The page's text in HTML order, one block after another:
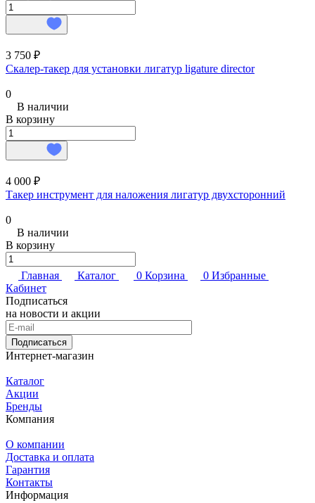
3 750 ₽
Скалер-такер для установки лигатур ligature director
0
В наличии
В корзину
4 000 ₽
Такер инструмент для наложения лигатур двухсторонний
0
В наличии
В корзину
Главная Каталог 0 Корзина 0 Избранные
Кабинет
Подписаться
на новости и акции
Подписаться
Интернет-магазин
Каталог
Акции
Бренды
Компания
О компании
Доставка и оплата
Гарантия
Контакты
Информация